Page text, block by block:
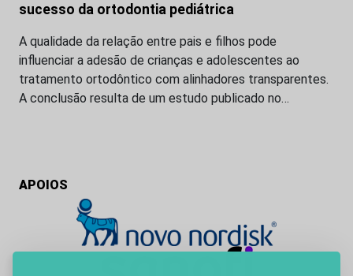
sucesso da ortodontia pediátrica
A qualidade da relação entre pais e filhos pode
influenciar a adesão de crianças e adolescentes ao
tratamento ortodôntico com alinhadores transparentes.
A conclusão resulta de um estudo publicado no…
APOIOS